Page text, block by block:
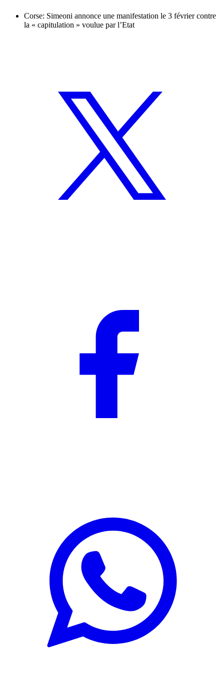
Corse: Simeoni annonce une manifestation le 3 février contre
la « capitulation » voulue par l’Etat